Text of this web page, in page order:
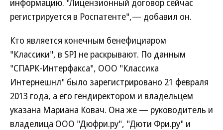
информацию. "Лицензионный договор сейчас
регистрируется в Роспатенте",— добавил он.
Кто является конечным бенефициаром
"Классики", в SPI не раскрывают. По данным
"СПАРК-Интерфакса", ООО "Классика
Интернешнл" было зарегистрировано 21 февраля
2013 года, а его гендиректором и владельцем
указана Мариана Ковач. Она же — руководитель и
владелица ООО "Дюфри.ру", "Дюти Фри.ру" и